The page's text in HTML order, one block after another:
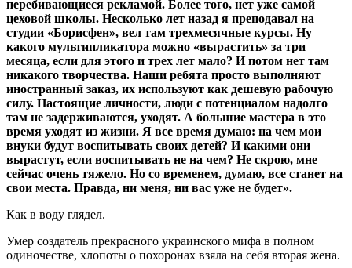
перебивающиеся рекламой. Более того, нет уже самой
цеховой школы. Несколько лет назад я преподавал на
студии «Борисфен», вел там трехмесячные курсы. Ну
какого мультипликатора можно «вырастить» за три
месяца, если для этого и трех лет мало? И потом нет там
никакого творчества. Наши ребята просто выполняют
иностранный заказ, их используют как дешевую рабочую
силу. Настоящие личности, люди с потенциалом надолго
там не задерживаются, уходят. А большие мастера в это
время уходят из жизни. Я все время думаю: на чем мои
внуки будут воспитывать своих детей? И какими они
вырастут, если воспитывать не на чем? Не скрою, мне
сейчас очень тяжело. Но со временем, думаю, все станет на
свои места. Правда, ни меня, ни вас уже не будет».
Как в воду глядел.
Умер создатель прекрасного украинского мифа в полном
одиночестве, хлопоты о похоронах взяла на себя вторая жена.